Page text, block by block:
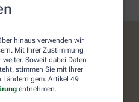
hinaus verwenden wir
Mit Ihrer Zustimmung
Soweit dabei Daten
stimmen Sie mit Ihrer
gem. Artikel 49
entnehmen.